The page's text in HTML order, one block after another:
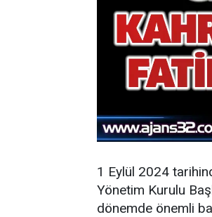
1 Eylül 2024
Yönetim Kurulu
dönemde önemli